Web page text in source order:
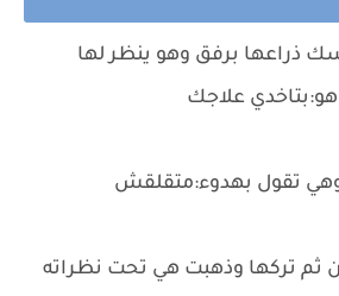
ذراعها برفق وهو ينظر لها
علاجك
تقول بهدوء:متقلقش
ثم تركها وذهبت هي تحت نظراته